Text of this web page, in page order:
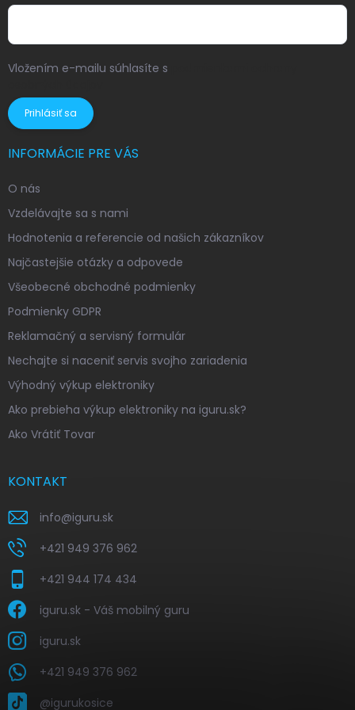
Vložením e-mailu súhlasíte s
Prihlásiť sa
INFORMÁCIE PRE VÁS
O nás
Vzdelávajte sa s nami
Hodnotenia a referencie od našich zákazníkov
Najčastejšie otázky a odpovede
Všeobecné obchodné podmienky
Podmienky GDPR
Reklamačný a servisný formulár
Nechajte si naceniť servis svojho zariadenia
Výhodný výkup elektroniky
Ako prebieha výkup elektroniky na iguru.sk?
Ako Vrátiť Tovar
KONTAKT
info@iguru.sk
+421 949 376 962
+421 944 174 434
iguru.sk - Váš mobilný guru
iguru.sk
+421 949 376 962
@igurukosice